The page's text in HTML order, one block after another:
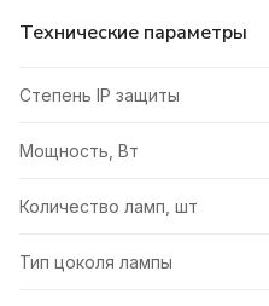
Технические параметры
Степень IP защиты
Мощность, Вт
Количество ламп, шт
Тип цоколя лампы